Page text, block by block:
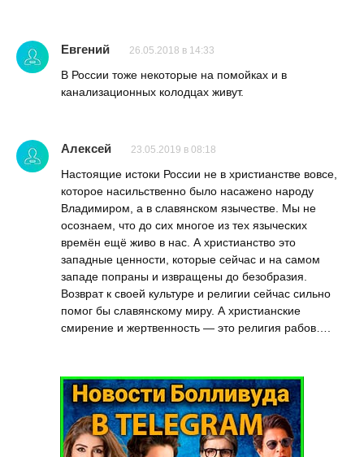
Евгений 26.05.2018 в 14:33
В России тоже некоторые на помойках и в
канализационных колодцах живут.
Алексей 23.05.2019 в 08:18
Настоящие истоки России не в христианстве вовсе,
которое насильственно было насажено народу
Владимиром, а в славянском язычестве. Мы не
осознаем, что до сих многое из тех языческих
времён ещё живо в нас. А христианство это
западные ценности, которые сейчас и на самом
западе попраны и извращены до безобразия.
Возврат к своей культуре и религии сейчас сильно
помог бы славянскому миру. А христианские
смирение и жертвенность — это религия рабов….